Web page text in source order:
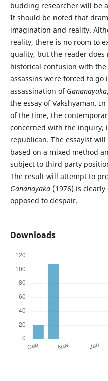
budding researcher will be
It should be noted that
imagination and reality.
reality, there is no room to
quality, but the reader
historical confusion with the
assassins were forced to
assassination of Gananayaka
the essay of Vakshyaman.
of the time, the
concerned with the inquiry,
republican. The essayist
based on a mixed method
subject to third party
The result will attempt to
Gananayaka(1976) is
opposed to despair.
Downloads